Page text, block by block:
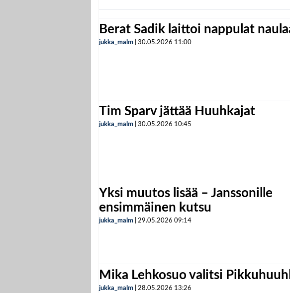
Berat Sadik laittoi nappulat
jukka_malm 30.05.2026 11:00
Tim Sparv jättää Huuhkajat
jukka_malm 30.05.2026 10:45
Yksi muutos lisää – Janssonille
ensimmäinen kutsu
jukka_malm 29.05.2026 09:14
Mika Lehkosuo valitsi
jukka_malm 28.05.2026 13:26